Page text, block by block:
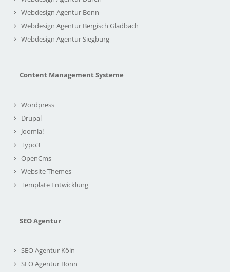
Webdesign Agentur Bonn
Webdesign Agentur Bergisch Gladbach
Webdesign Agentur Siegburg
Content Management Systeme
Wordpress
Drupal
Joomla!
Typo3
OpenCms
Website Themes
Template Entwicklung
SEO Agentur
SEO Agentur Köln
SEO Agentur Bonn